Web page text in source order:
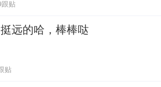
跟贴
远的哈，棒棒哒
贴